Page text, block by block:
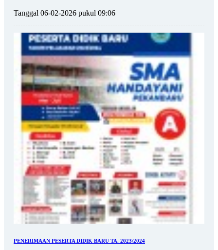
Tanggal 06-02-2026 pukul 09:06
PENERIMAAN PESERTA DIDIK BARU TA. 2023/2024